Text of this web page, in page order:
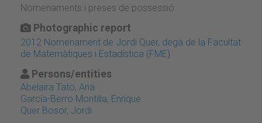
Nomenaments i preses de possessió
Photographic report
2012 Nomenament de Jordi Quer, degà de la Facultat
de Matemàtiques i Estadística (FME)
Persons/entities
Abelaira Tato, Ana
García-Berro Montilla, Enrique
Quer Bosor, Jordi